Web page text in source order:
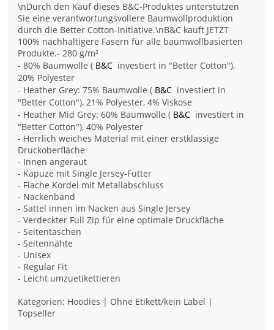
\nDurch den Kauf dieses B&C-Produktes unterstützen
Sie eine verantwortungsvollere Baumwollproduktion
durch die Better Cotton-Initiative.\nB&C kauft JETZT
100% nachhaltigere Fasern für alle baumwollbasierten
Produkte.- 280 g/m²
- 80% Baumwolle ( B&C investiert in "Better Cotton"),
20% Polyester
- Heather Grey: 75% Baumwolle ( B&C investiert in
"Better Cotton"), 21% Polyester, 4% Viskose
- Heather Mid Grey: 60% Baumwolle ( B&C investiert in
"Better Cotton"), 40% Polyester
- Herrlich weiches Material mit einer erstklassige
Druckoberfläche
- Innen angeraut
- Kapuze mit Single Jersey-Futter
- Flache Kordel mit Metallabschluss
- Nackenband
- Sattel innen im Nacken aus Single Jersey
- Verdeckter Full Zip für eine optimale Druckfläche
- Seitentaschen
- Seitennähte
- Unisex
- Regular Fit
- Leicht umzuetikettieren
Kategorien: Hoodies | Ohne Etikett/kein Label |
Topseller